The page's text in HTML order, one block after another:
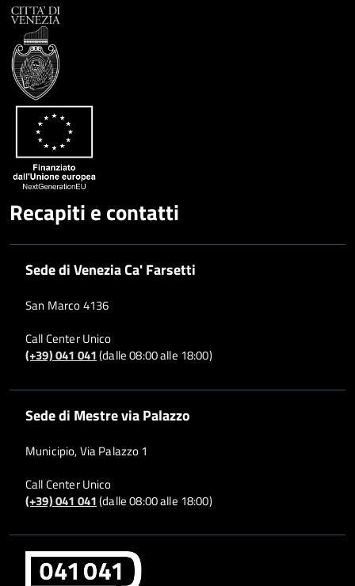
Recapiti e contatti
Sede di Venezia Ca' Farsetti
San Marco 4136
Call Center Unico
(+39) 041 041(dalle 08:00 alle 18:00)
Sede di Mestre via Palazzo
Municipio, Via Palazzo 1
Call Center Unico
(+39) 041 041(dalle 08:00 alle 18:00)